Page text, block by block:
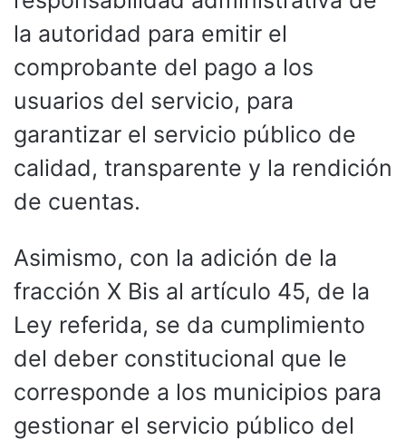
la autoridad para emitir el
comprobante del pago a los
usuarios del servicio, para
garantizar el servicio público de
calidad, transparente y la rendición
de cuentas.
Asimismo, con la adición de la
fracción X Bis al artículo 45, de la
Ley referida, se da cumplimiento
del deber constitucional que le
corresponde a los municipios para
gestionar el servicio público del